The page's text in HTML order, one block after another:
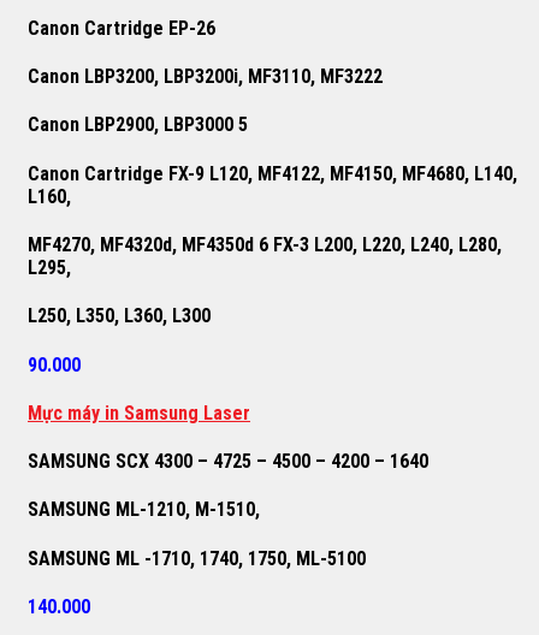
Canon Cartridge EP-26
Canon LBP3200, LBP3200i, MF3110, MF3222
Canon LBP2900, LBP3000 5
Canon Cartridge FX-9 L120, MF4122, MF4150, MF4680, L140,
L160,
MF4270, MF4320d, MF4350d 6 FX-3 L200, L220, L240, L280,
L295,
L250, L350, L360, L300
90.000
Mực máy in Samsung Laser
SAMSUNG SCX 4300 – 4725 – 4500 – 4200 – 1640
SAMSUNG ML-1210, M-1510,
SAMSUNG ML -1710, 1740, 1750, ML-5100
140.000